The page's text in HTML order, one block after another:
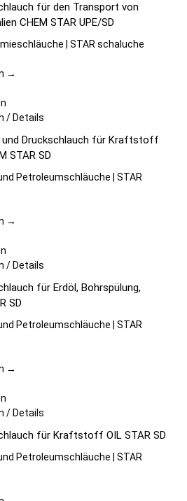
Produktseite
gewählt
werden
weist
mehrere
Varianten
Die
auf
Produktseite
gewählt
werden
für den Transport von
CHEM STAR UPE/SD
| STAR schaluche
→
Dieses
weist
mehrere
Varianten
Optionen
der
gewählt
werden
/ Details
und Druckschlauch für Kraftstoff
STAR SD
Petroleumschläuche | STAR
→
Dieses
weist
mehrere
Varianten
Optionen
der
gewählt
werden
/ Details
für Erdöl, Bohrspülung,
SD
Petroleumschläuche | STAR
→
Dieses
weist
mehrere
/ Details
für Kraftstoff OIL STAR SD
Petroleumschläuche | STAR